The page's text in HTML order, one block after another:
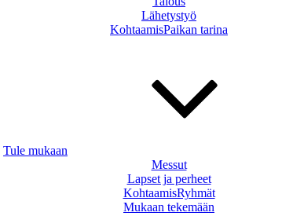
Lähetystyö
KohtaamisPaikan tarina
Tule mukaan
Messut
Lapset ja perheet
KohtaamisRyhmät
Mukaan tekemään